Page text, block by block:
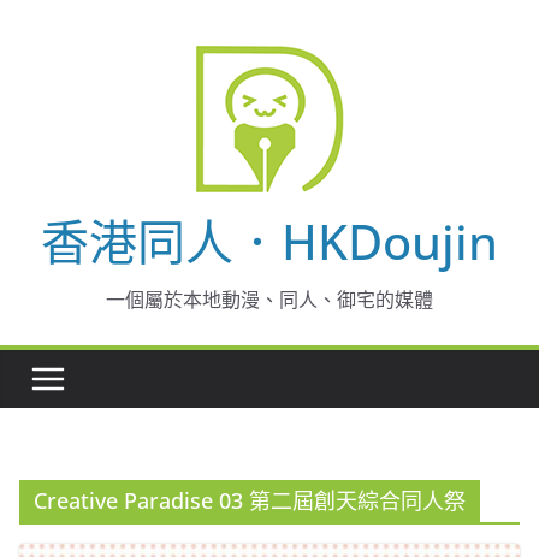
香港同人．HKDoujin
一個屬於本地動漫、同人、御宅的媒體
Creative Paradise 03 第二屆創天綜合同人祭